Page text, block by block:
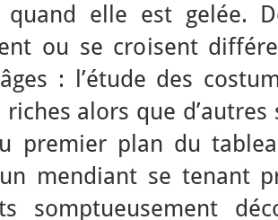
quand elle est gelée.
ou se croisent
: l’étude des
alors que
premier plan du
mendiant se tenant
somptueusement